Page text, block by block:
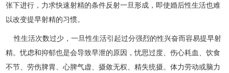
张下进行，力求快速射精的条件反射一旦形成，即使婚后性生活也难
以改变提早射精的习惯。
性生活次数过少，一旦性生活引起过分强烈的性兴奋而容易提早射
精。忧虑和抑郁也是会导致早泄的原因，忧思过度、伤心耗血、饮食
不节、劳伤脾胃、心脾气虚、摄敛无权、精失统摄。体力劳动或脑力